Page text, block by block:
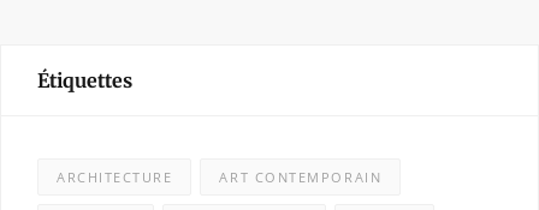
Étiquettes
ARCHITECTURE ART CONTEMPORAIN